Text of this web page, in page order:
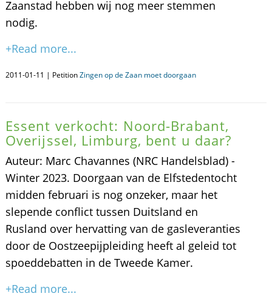
Zaanstad hebben wij nog meer stemmen
nodig.
+Read more...
2011-01-11 | PetitionZingen op de Zaan moet doorgaan
Essent verkocht: Noord-Brabant,
Overijssel, Limburg, bent u daar?
Auteur: Marc Chavannes (NRC Handelsblad) -
Winter 2023. Doorgaan van de Elfstedentocht
midden februari is nog onzeker, maar het
slepende conflict tussen Duitsland en
Rusland over hervatting van de gasleveranties
door de Oostzeepijpleiding heeft al geleid tot
spoeddebatten in de Tweede Kamer.
+Read more...